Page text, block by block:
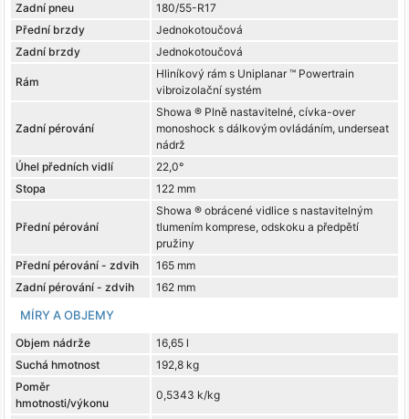
Zadní pneu
180/55-R17
Přední brzdy
Jednokotoučová
Zadní brzdy
Jednokotoučová
Rám
Hliníkový rám s Uniplanar ™ Powertrain
vibroizolační systém
Zadní pérování
Showa ® Plně nastavitelné, cívka-over
monoshock s dálkovým ovládáním, underseat
nádrž
Úhel předních vidlí
22,0°
Stopa
122 mm
Přední pérování
Showa ® obrácené vidlice s nastavitelným
tlumením komprese, odskoku a předpětí
pružiny
Přední pérování - zdvih
165 mm
Zadní pérování - zdvih
162 mm
MÍRY A OBJEMY
Objem nádrže
16,65 l
Suchá hmotnost
192,8 kg
Poměr
hmotnosti/výkonu
0,5343 k/kg